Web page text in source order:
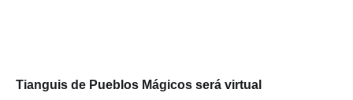
Tianguis de Pueblos Mágicos será virtual